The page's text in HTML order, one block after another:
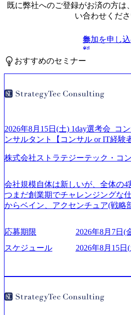
既に弊社へのご登録がお済の方は
い合わせくださ
無
料
参加を申し
おすすめのセミナー
2026年8月15日(土) 1day選考会_コ
ンサルタント【コンサル or IT経験
株式会社ストラテジーテック・コ
会社規模自体は新しいが、全体の
つまだ創業期でチャレンジングな
からベイン、アクセンチュア(戦略
が続々ジョインするピュアな戦略
事業会社機能へ携われる可能性
生、メディアなど リモート比率
業、通信業界に強みがあり、ヘル
く予定 インセンティブ支給という
始～ 2026年8月7日(金) 16:00 ※枠が
ご応募いただいてもご対応できな
応募期限
2026年8月7日(
スケジュール
2026年8月15日